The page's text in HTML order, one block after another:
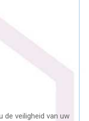
veiligheid van uw